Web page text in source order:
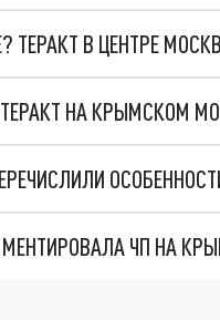
ТЕРАКТ В ЦЕНТРЕ
НА КРЫМСКОМ
ЧП НА